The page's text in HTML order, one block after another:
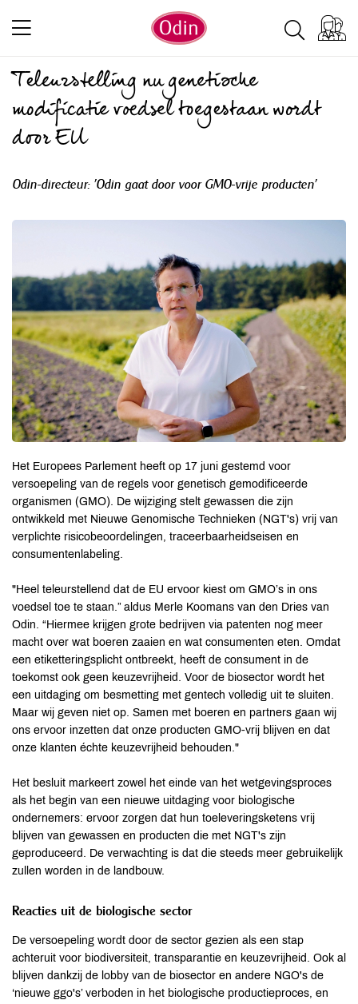
Teleurstelling nu genetische
modificatie voedsel toegestaan wordt
door EU
Odin-directeur: 'Odin gaat door voor GMO-vrije producten'
Het Europees Parlement heeft op 17 juni gestemd voor
versoepeling van de regels voor genetisch gemodificeerde
organismen (GMO). De wijziging stelt gewassen die zijn
ontwikkeld met Nieuwe Genomische Technieken (NGT's) vrij van
verplichte risicobeoordelingen, traceerbaarheidseisen en
consumentenlabeling.
"Heel teleurstellend dat de EU ervoor kiest om GMO’s in ons
voedsel toe te staan.” aldus Merle Koomans van den Dries van
Odin. “Hiermee krijgen grote bedrijven via patenten nog meer
macht over wat boeren zaaien en wat consumenten eten. Omdat
een etiketteringsplicht ontbreekt, heeft de consument in de
toekomst ook geen keuzevrijheid. Voor de biosector wordt het
een uitdaging om besmetting met gentech volledig uit te sluiten.
Maar wij geven niet op. Samen met boeren en partners gaan wij
ons ervoor inzetten dat onze producten GMO-vrij blijven en dat
onze klanten échte keuzevrijheid behouden."
Het besluit markeert zowel het einde van het wetgevingsproces
als het begin van een nieuwe uitdaging voor biologische
ondernemers: ervoor zorgen dat hun toeleveringsketens vrij
blijven van gewassen en producten die met NGT's zijn
geproduceerd. De verwachting is dat die steeds meer gebruikelijk
zullen worden in de landbouw.
Reacties uit de biologische sector
De versoepeling wordt door de sector gezien als een stap
achteruit voor biodiversiteit, transparantie en keuzevrijheid. Ook al
blijven dankzij de lobby van de biosector en andere NGO's de
‘nieuwe ggo's’ verboden in het biologische productieproces, en